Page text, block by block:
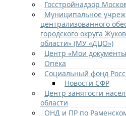
Госстройнадзор
Муниципальное
централизованного
городского округа
области» (МУ «ДЦО»)
Центр «Мои
Опека
Социальный фонд
Новости СФР
Центр занятости
области
ОНД и ПР по